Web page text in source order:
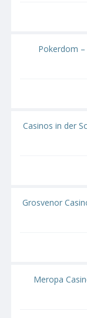
Pokerdom
Casinos in der
Grosvenor
Meropa